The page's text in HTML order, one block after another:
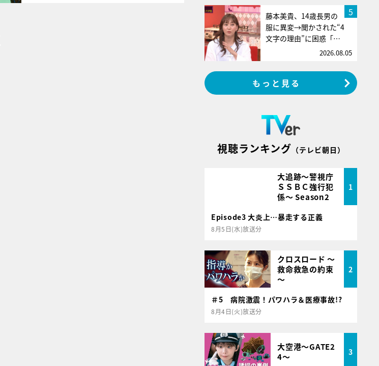
5
藤本美貴、14歳長男の
服に異変→聞かされた“4
文字の理由”に困惑「…
2026.08.05
もっと見る
視聴ランキング （テレビ朝日）
大追跡～警視庁
ＳＳＢＣ強行犯
係～ Season2
1
Episode3 大炎上…暴走する正義
8月5日(水)放送分
クロスロード ～
救命救急の約束
～
2
＃5 病院激震！パワハラ＆医療事故!?
8月4日(火)放送分
大空港～GATE2
4～
3